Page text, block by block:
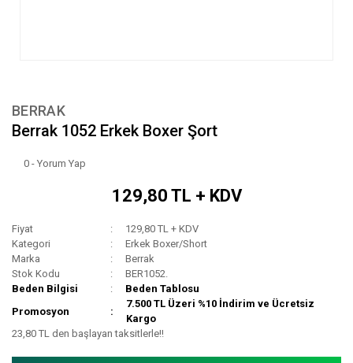
BERRAK
Berrak 1052 Erkek Boxer Şort
0 - Yorum Yap
129,80 TL + KDV
Fiyat
129,80 TL + KDV
Kategori
Erkek Boxer/Short
Marka
Berrak
Stok Kodu
BER1052.
Beden Bilgisi
Beden Tablosu
Promosyon
7.500 TL Üzeri %10 İndirim ve Ücretsiz
Kargo
23,80 TL den başlayan taksitlerle!!